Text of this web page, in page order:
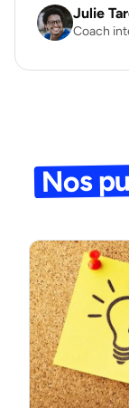
Julie
Coach
Nos